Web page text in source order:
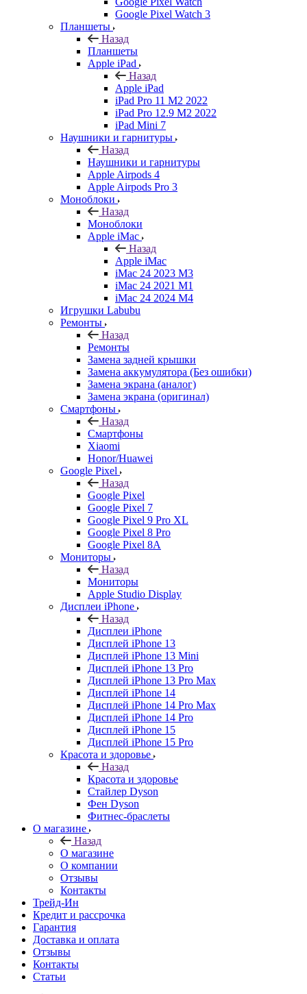
Google Pixel Watch 3
Планшеты
Назад
Планшеты
Apple iPad
Назад
Apple iPad
iPad Pro 11 M2 2022
iPad Pro 12.9 M2 2022
iPad Mini 7
Наушники и гарнитуры
Назад
Наушники и гарнитуры
Apple Airpods 4
Apple Airpods Pro 3
Моноблоки
Назад
Моноблоки
Apple iMac
Назад
Apple iMac
iMac 24 2023 M3
iMac 24 2021 M1
iMac 24 2024 M4
Игрушки Labubu
Ремонты
Назад
Ремонты
Замена задней крышки
Замена аккумулятора (Без ошибки)
Замена экрана (аналог)
Замена экрана (оригинал)
Смартфоны
Назад
Смартфоны
Xiaomi
Honor/Huawei
Google Pixel
Назад
Google Pixel
Google Pixel 7
Google Pixel 9 Pro XL
Google Pixel 8 Pro
Google Pixel 8A
Мониторы
Назад
Мониторы
Apple Studio Display
Дисплеи iPhone
Назад
Дисплеи iPhone
Дисплей iPhone 13
Дисплей iPhone 13 Mini
Дисплей iPhone 13 Pro
Дисплей iPhone 13 Pro Max
Дисплей iPhone 14
Дисплей iPhone 14 Pro Max
Дисплей iPhone 14 Pro
Дисплей iPhone 15
Дисплей iPhone 15 Pro
Красота и здоровье
Назад
Красота и здоровье
Стайлер Dyson
Фен Dyson
Фитнес-браслеты
О магазине
Назад
О магазине
О компании
Отзывы
Контакты
Трейд-Ин
Кредит и рассрочка
Гарантия
Доставка и оплата
Отзывы
Контакты
Статьи